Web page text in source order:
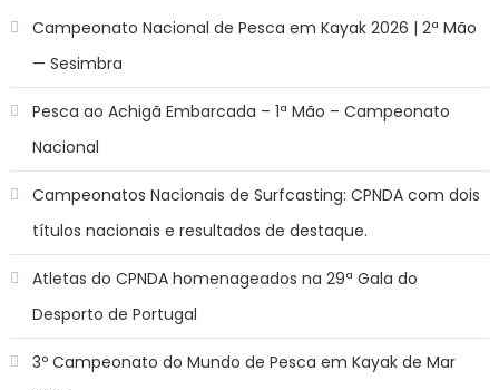
Campeonato Nacional de Pesca em Kayak 2026 | 2ª Mão
— Sesimbra
Pesca ao Achigã Embarcada – 1ª Mão – Campeonato
Nacional
Campeonatos Nacionais de Surfcasting: CPNDA com dois
títulos nacionais e resultados de destaque.
Atletas do CPNDA homenageados na 29ª Gala do
Desporto de Portugal
3º Campeonato do Mundo de Pesca em Kayak de Mar